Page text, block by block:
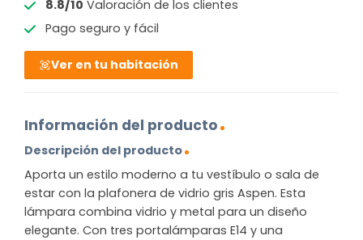
8.8/10 Valoración de los clientes
Pago seguro y fácil
Ver en tu habitación
Información del producto
Descripción del producto
Aporta un estilo moderno a tu vestíbulo o sala de
estar con la plafonera de vidrio gris Aspen. Esta
lámpara combina vidrio y metal para un diseño
elegante. Con tres portalámparas E14 y una